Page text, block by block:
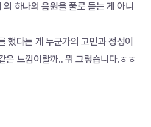
하나의 음원을 풀로 듣는 게 아니
했다는 게 누군가의 고민과 정성이
은 느낌이랄까.. 뭐 그렇습니다.ㅎㅎ